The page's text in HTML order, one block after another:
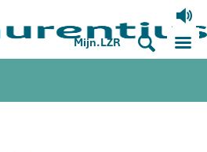
V
Mijn.LZR S M